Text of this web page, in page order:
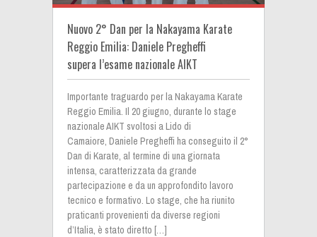
Nuovo 2° Dan per la Nakayama Karate
Reggio Emilia: Daniele Pregheffi
supera l’esame nazionale AIKT
Importante traguardo per la Nakayama Karate
Reggio Emilia. Il 20 giugno, durante lo stage
nazionale AIKT svoltosi a Lido di
Camaiore, Daniele Pregheffi ha conseguito il 2°
Dan di Karate, al termine di una giornata
intensa, caratterizzata da grande
partecipazione e da un approfondito lavoro
tecnico e formativo. Lo stage, che ha riunito
praticanti provenienti da diverse regioni
d’Italia, è stato diretto […]